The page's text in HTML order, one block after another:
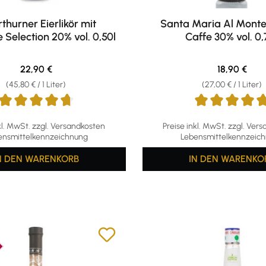
Eierlikör mit
Selection 20% vol. 0,50l
MwSt. zzgl. Versandkosten
(45,80 € / 1 Liter)
Regulärer Preis:
22,90 €
DEN WARENKORB
Santa Maria Al
Caffe 30% vol.
Preise inkl. MwSt. zzgl.
(27,00 € / 1 Liter)
Regulärer
18,90 €
IN DEN